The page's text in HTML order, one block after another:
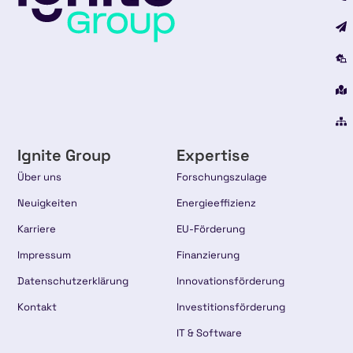
Ignite Group
Über uns
Neuigkeiten
Karriere
Impressum
Datenschutzerklärung
Kontakt
Expertise
Forschungszulage
Energieeffizienz
EU-Förderung
Finanzierung
Innovationsförderung
Investitionsförderung
IT & Software